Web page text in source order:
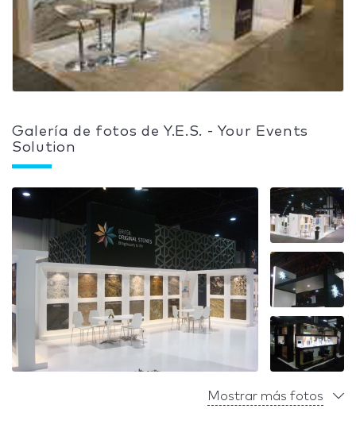
Galería de fotos de Y.E.S. - Your Events
Solution
Mostrar más fotos